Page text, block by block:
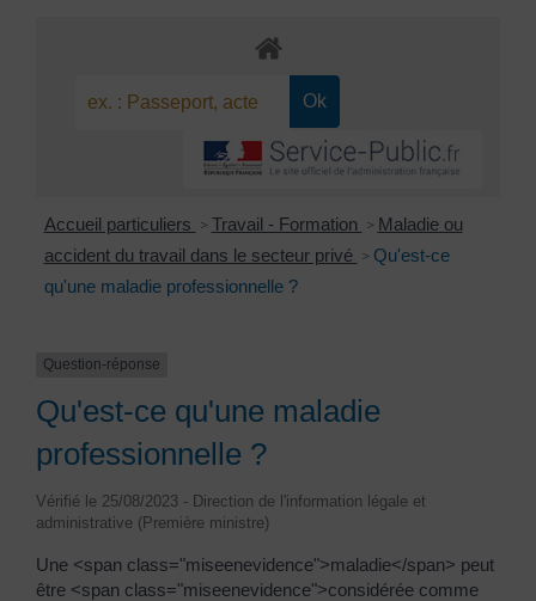
Accueil particuliers > Travail - Formation > Maladie ou
accident du travail dans le secteur privé > Qu'est-ce
qu'une maladie professionnelle ?
Question-réponse
Qu'est-ce qu'une maladie
professionnelle ?
Vérifié le 25/08/2023 - Direction de l'information légale et
administrative (Première ministre)
Une <span class="miseenevidence">maladie</span> peut
être <span class="miseenevidence">considérée comme